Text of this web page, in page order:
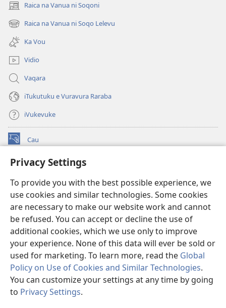
Privacy Settings
To provide you with the best possible experience, we
use cookies and similar technologies. Some cookies
are necessary to make our website work and cannot
be refused. You can accept or decline the use of
additional cookies, which we use only to improve
your experience. None of this data will ever be sold or
used for marketing. To learn more, read the Global
Policy on Use of Cookies and Similar Technologies.
You can customize your settings at any time by going
to Privacy Settings.
Raica na Vanua ni Soqoni
(opens
new
window)
Raica na Vanua ni Soqo Lelevu
(opens
new
window)
Ka Vou
Vidio
Vaqara
iTukutuku e Vuravura Raraba
iVukevuke
Cau
(opens
window)Watchtower LAIBRI ENA INTERNET™
new
window)JW Hub ®
(opens
new
window)
®
Watchtower Library
Copyright© 2026 Watch Tower Bible and Tract Society of Pennsylvania.
IVAKAVAKAYAGATAKI|